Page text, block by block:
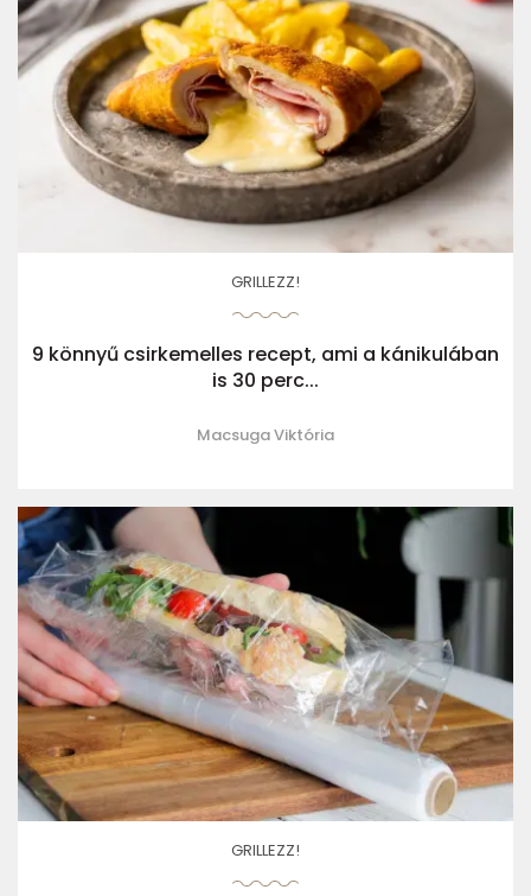
GRILLEZZ!
9 könnyű csirkemelles recept, ami a kánikulában
is 30 perc...
Macsuga Viktória
GRILLEZZ!